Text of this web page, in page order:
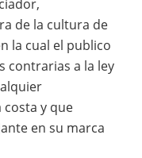
de la cultura de
la cual el publico
contrarias a la ley
y que
en su marca